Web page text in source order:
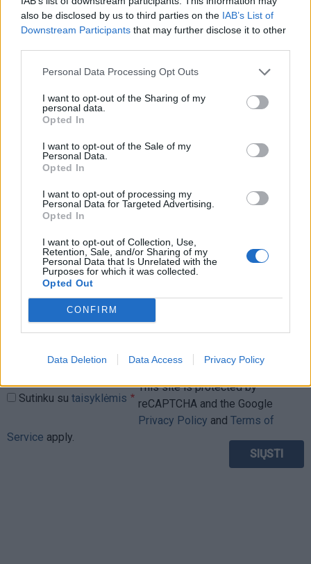
also be disclosed by us to third parties on the IAB’s List of
Downstream Participants that may further disclose it to other
Personal Data Processing Opt Outs
I want to opt-out of the Sharing of my
personal data.
Opted In
I want to opt-out of the Sale of my
Personal Data.
Opted In
I want to opt-out of processing my
Personal Data for Targeted Advertising.
Opted In
I want to opt-out of Collection, Use,
Retention, Sale, and/or Sharing of my
Personal Data that Is Unrelated with the
Purposes for which it was collected.
Opted Out
CONFIRM
Data Deletion Data Access Privacy Policy
Raktažodžiai egzaminai
Komentarai
Rašyti komentarą
Jūsų vardas
Komentaras
Sutinku su taisyklėmis
This site is protected by
reCAPTCHA and the Google
Privacy Policy and Terms of
Service apply.